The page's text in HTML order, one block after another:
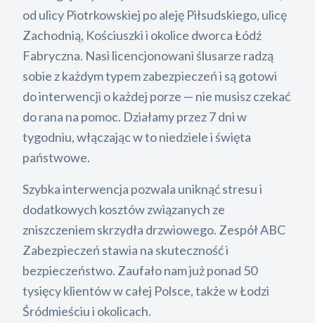
od ulicy Piotrkowskiej po aleję Piłsudskiego, ulicę
Zachodnią, Kościuszki i okolice dworca Łódź
Fabryczna. Nasi licencjonowani ślusarze radzą
sobie z każdym typem zabezpieczeń i są gotowi
do interwencji o każdej porze — nie musisz czekać
do rana na pomoc. Działamy przez 7 dni w
tygodniu, włączając w to niedziele i święta
państwowe.
Szybka interwencja pozwala uniknąć stresu i
dodatkowych kosztów związanych ze
zniszczeniem skrzydła drzwiowego. Zespół ABC
Zabezpieczeń stawia na skuteczność i
bezpieczeństwo. Zaufało nam już ponad 50
tysięcy klientów w całej Polsce, także w Łodzi
Śródmieściu i okolicach.